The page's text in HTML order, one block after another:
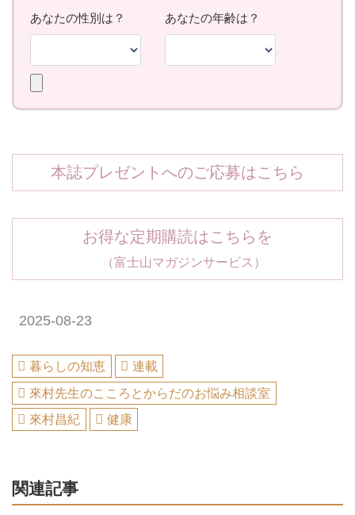
本誌プレゼントへのご応募はこちら
お得な定期購読はこちらを
（富士山マガジンサービス）
2025-08-23
暮らしの知恵
連載
來村先生のこころとからだのお悩み相談室
來村昌紀
健康
関連記事